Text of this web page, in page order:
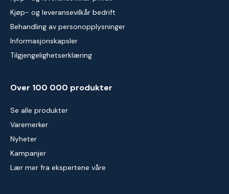
Kjøp- og leveransevilkår bedrift
Behandling av personopplysninger
Informasjonskapsler
Tilgjengelighetserklæring
Over 100 000 produkter
Se alle produkter
Varemerker
Nyheter
Kampanjer
Lær mer fra ekspertene våre